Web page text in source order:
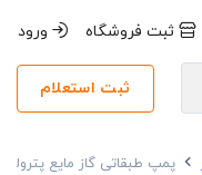
ثبت فروشگاه ورود
ثبت استعلام
پمپ طبقاتی گاز مایع پترولند